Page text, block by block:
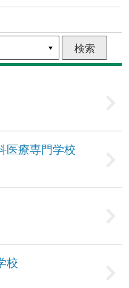
医療専門学校
校